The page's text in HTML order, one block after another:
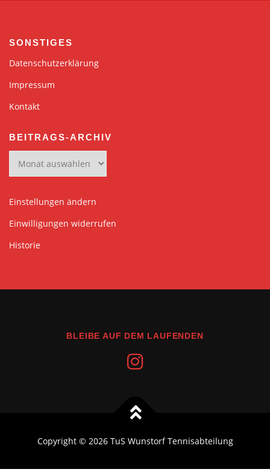
SONSTIGES
Datenschutzerklärung
Impressum
Kontakt
BEITRAGS-ARCHIV
Einstellungen ändern
Einwilligungen widerrufen
Historie
BLEIBE AUF DEM LAUFENDEN
Copyright © 2026 TuS Wunstorf Tennisabteilung